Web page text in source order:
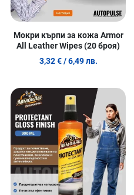
Мокри кърпи за кожа Armor
All Leather Wipes (20 броя)
3,32 € / 6,49 лв.
Добави в любими
Сравни продукт
Quick View